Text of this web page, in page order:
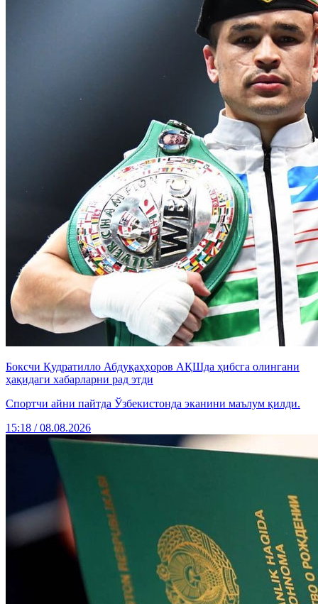
Боксчи Қудратилло Абдуқаҳҳоров АҚШда ҳибсга олингани
ҳақидаги хабарларни рад этди
Спортчи айни пайтда Ўзбекистонда эканини маълум қилди.
15:18 / 08.08.2026